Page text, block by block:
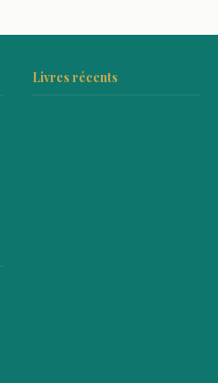
Livres récents